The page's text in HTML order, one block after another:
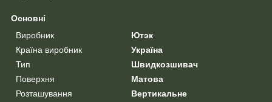
Основні
Виробник
Ютэк
Країна виробник
Україна
Тип
Швидкозшивач
Поверхня
Матова
Розташування
Вертикальне